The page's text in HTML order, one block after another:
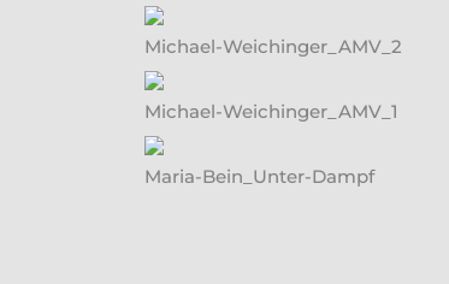
Michael-Weichinger_AMV_2
Michael-Weichinger_AMV_1
Maria-Bein_Unter-Dampf